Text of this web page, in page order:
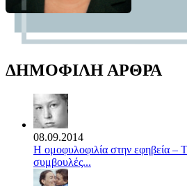
ΔΗΜΟΦΙΛΗ ΑΡΘΡΑ
08.09.2014
Η ομοφυλοφιλία στην εφηβεία –
συμβουλές...